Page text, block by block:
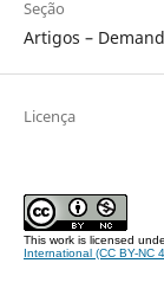
Seção
Artigos –
Licença
This work is licensed
International (CC BY-NC